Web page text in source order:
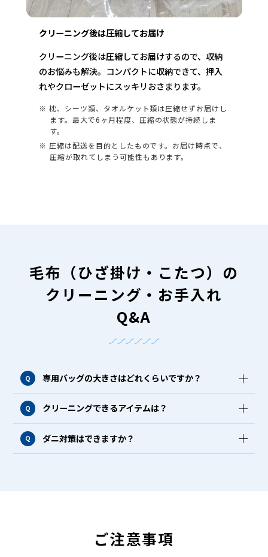
クリーニング後は圧縮してお届け
クリーニング後は圧縮してお届けするので、収納
のお悩みも解決。コンパクトに収納できて、押入
れやクローゼットにスッキリおさまります。
※ 枕、シーツ類、タオルケット類は圧縮せずお届けし
ます。最大で6ヶ月程度、圧縮の状態が持続しま
す。
※ 圧縮は配送を目的としたものです。お届け時点で、
圧縮が取れてしまう可能性もあります。
毛布（ひざ掛け・こたつ）の
クリーニング・お手入れ
Q&A
Q 専用バッグの大きさはどれくらいですか？
Q クリーニングできるアイテムは？
Q ダニ対策はできますか？
ご注意事項